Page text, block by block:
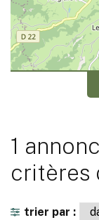
1
critères
trier par :